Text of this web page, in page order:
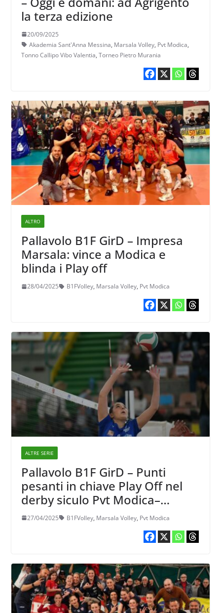
la terza edizione
20/09/2025
Akademia Sant'Anna Messina, Marsala Volley, Pvt Modica,
Tonno Callipo Vibo Valentia, Torneo Pietro Murania
ALTRO
Pallavolo B1F GirD – Impresa
Marsala: vince a Modica e
blinda i Play off
28/04/2025 B1FVolley, Marsala Volley, Pvt Modica
ALTRE SERIE
Pallavolo B1F GirD – Punti
pesanti in chiave Play Off nel
derby siculo Pvt Modica–
Marsala Volley
27/04/2025 B1FVolley, Marsala Volley, Pvt Modica